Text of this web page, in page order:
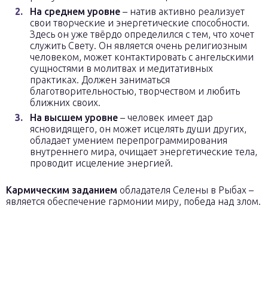
На среднем уровне – натив активно реализует
свои творческие и энергетические способности.
Здесь он уже твёрдо определился с тем, что хочет
служить Свету. Он является очень религиозным
человеком, может контактировать с ангельскими
сущностями в молитвах и медитативных
практиках. Должен заниматься
благотворительностью, творчеством и любить
ближних своих.
На высшем уровне – человек имеет дар
ясновидящего, он может исцелять души других,
обладает умением перепрограммирования
внутреннего мира, очищает энергетические тела,
проводит исцеление энергией.
Кармическим заданием обладателя Селены в Рыбах –
является обеспечение гармонии миру, победа над злом.